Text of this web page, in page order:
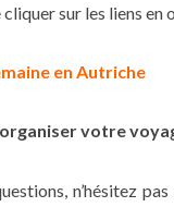
sur les liens en
en Autriche
votre
n’hésitez